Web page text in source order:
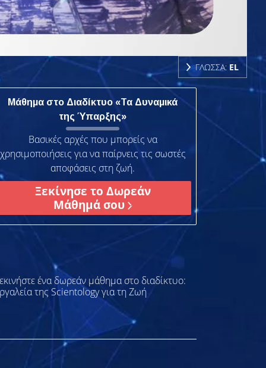
ΓΛΩΣΣΑ: EL
Μάθημα στο Διαδίκτυο «Τα Δυναμικά
της Ύπαρξης»
Βασικές αρχές που μπορείς να
χρησιμοποιήσεις για να παίρνεις τις σωστές
αποφάσεις στη ζωή.
Ξεκίνησε το Δωρεάν
Μάθημά σου
ένα δωρεάν μάθημα στο διαδίκτυο:
της Scientology για τη Ζωή